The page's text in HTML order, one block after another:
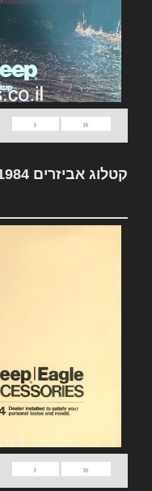
«
‹
קטלוג אביזרים Jeep 1984
«
‹